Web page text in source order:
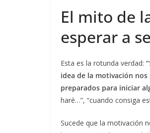
El mito de
esperar a
Esta es la rotunda verdad: “
idea de la motivación
preparados para iniciar
haré…”, “cuando consiga
Sucede que la motivación